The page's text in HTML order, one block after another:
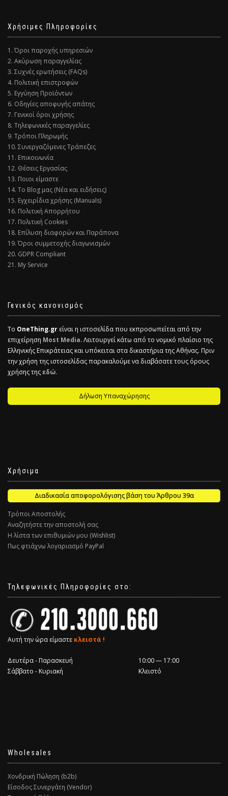
Χρήσιμες Πληροφορίες
1. Όροι παροχής υπηρεσιών
2. Ακύρωση παραγγελίας
3. Συχνές ερωτήσεις (FAQs)
4. Πολιτική επιστροφών
5. Εγγύηση Προϊόντων
6. Οδηγίες αποφυγής απάτης
7. Γενικοί όροι χρήσης
8. Τηλεφωνικές παραγγελίες
9. Τρόποι Πληρωμής
10. Συνεργαζόμενες Τράπεζες
11. Επικοινωνία
12. Θέσεις Εργασίας
13. Ποιοι είμαστε
14. Το Blog μας (Νέα και ειδήσεις)
15. Εγχειρίδια χρήσης (Manuals)
16. Πολιτική Απορρήτου
17. Πολιτική Cookies
18. Επίλυση διαφορών και Παράπονα
19. Όροι συμμετοχής διαγωνισμών
20. GDPR Compliant
21. My Service
Γενικός κανονισμός
Το OneThing.gr είναι η ιστοσελίδα που εκπροσωπείται από την
επιχείρηση Most Media. Λειτουργεί κάτω από το νομικό πλαίσιο της
Ελληνικής Επικράτειας και υπόκειται στα δικαστήρια της Αθήνας. Πριν
την χρήση της ιστοσελίδας παρακαλούμε να διαβάσατε τους όρους
χρήσης τηςεδώ.
Δήλωση Υπαναχώρησης
Χρήσιμα
Διαδικασία αποφορολόγισης βάση του Άρθρου 39α
Τρόποι Αποστολής
Αναζητήστε την αποστολή σας
Η λίστα των επιθυμιών μου (Wishlist)
Πως φτιάχνω λογαριασμό PayPal
Τηλεφωνικές Πληροφορίες στο:
Αυτή την ώρα είμαστε κλειστά !
Δευτέρα - Παρασκευή
10:00 — 17:00
Σάββατο - Κυριακή
Κλειστό
Wholesales
Χονδρική Πώληση (b2b)
Είσοδος Συνεργάτη (Vendor)